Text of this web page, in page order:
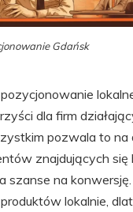
Gdańsk
dla firm
pozwala to na
znajdujących się
szanse na
produktów lokalnie,